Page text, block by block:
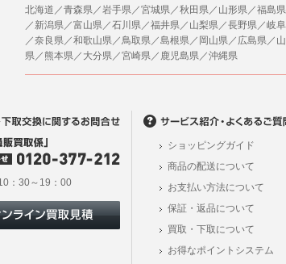
北海道／青森県／岩手県／宮城県／秋田県／山形県／福島
／新潟県／富山県／石川県／福井県／山梨県／長野県／岐
／奈良県／和歌山県／鳥取県／島根県／岡山県／広島県／
県／熊本県／大分県／宮崎県／鹿児島県／沖縄県
：30～19：00
ショッピングガイド
商品の配送について
お支払い方法について
保証・返品について
買取・下取について
お得なポイントシステム